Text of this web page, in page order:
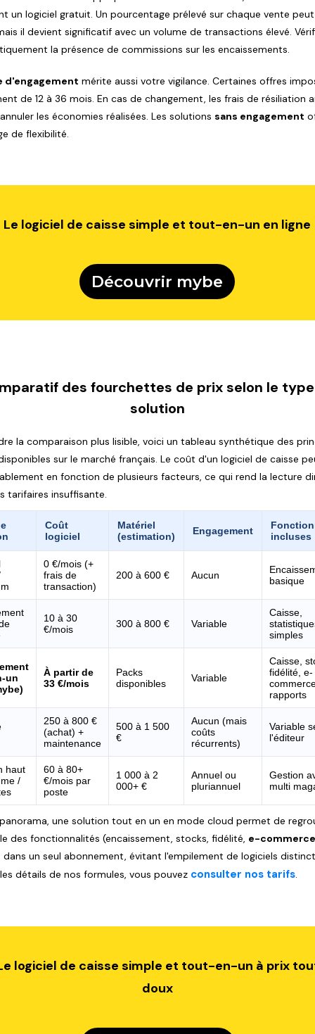
un logiciel gratuit. Un pourcentage prélevé sur chaque vente
il devient significatif avec un volume de transactions élevé.
la présence de commissions sur les encaissements.
d'engagement mérite aussi votre vigilance. Certaines offres
de 12 à 36 mois. En cas de changement, les frais de résiliation
les économies réalisées. Les solutions sans engagement
de flexibilité.
Le logiciel de caisse simple et tout-en-un en ligne
Découvrir mybe
des fourchettes de prix selon le
solution
la comparaison plus lisible, voici un tableau synthétique des
sur le marché français. Le coût d'un logiciel de caisse
en fonction de plusieurs facteurs, ce qui rend la lecture
tarifaires insuffisante.
Coût
logiciel
Matériel
(estimation)
Engagement
incluses
0 €/mois (+
frais de
transaction)
200 à 600 € Aucun
basique
10 à 30
€/mois
300 à 800 € Variable
Caisse,
simples
un
À partir de
33 €/mois
Packs
disponibles
Variable
Caisse,
fidélité, e-
rapports
250 à 800 €
(achat) +
maintenance
500 à 1 500
€
Aucun (mais
coûts
récurrents)
Variable
l'éditeur
haut
/
60 à 80+
€/mois par
poste
1 000 à 2
000+ €
Annuel ou
pluriannuel
Gestion
multi
une solution tout en un en mode cloud permet de
des fonctionnalités (encaissement, stocks, fidélité, e-commerce
dans un seul abonnement, évitant l'empilement de logiciels
détails de nos formules, vous pouvez consulter nos tarifs.
logiciel de caisse simple et tout-en-un à prix
doux